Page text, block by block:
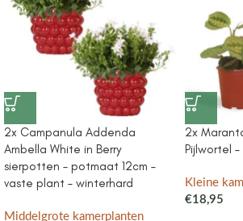
2x Campanula Addenda
Ambella White in Berry
sierpotten – potmaat 12cm –
vaste plant – winterhard
Middelgrote kamerplanten
2x
Pijlwortel
Kleine
€18,95